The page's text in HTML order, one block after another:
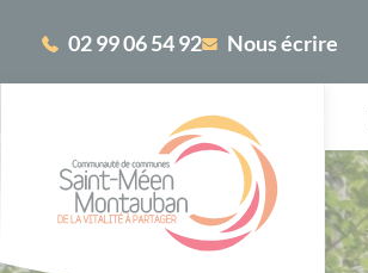
02 99 06 54 92 Nous écrire